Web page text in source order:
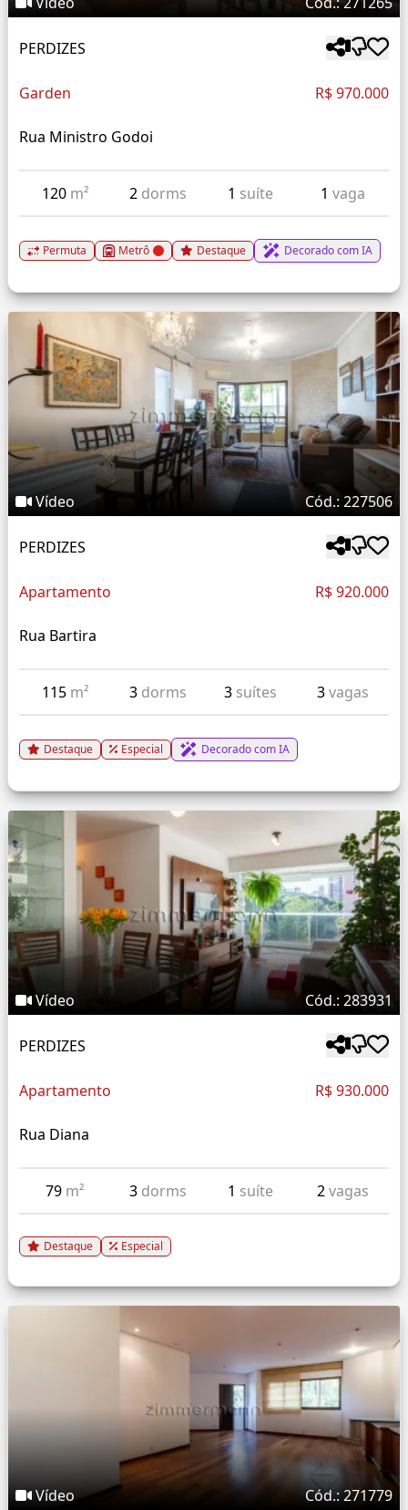
PERDIZES
Garden R$ 970.000
Rua Ministro Godoi
120 m² 2 dorms 1 suíte 1 vaga
Permuta Metrô Destaque Decorado com IA
Vídeo Cód.: 227506
PERDIZES
Apartamento R$ 920.000
Rua Bartira
115 m² 3 dorms 3 suítes 3vagas
Destaque Especial Decorado com IA
Vídeo Cód.: 283931
PERDIZES
Apartamento R$ 930.000
Rua Diana
79 m² 3 dorms 1 suíte 2vagas
Destaque Especial
Vídeo Cód.: 271779